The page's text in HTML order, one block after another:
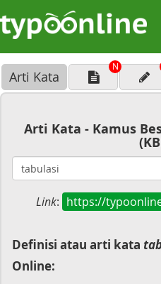
Arti Kata
N
Arti Kata - Kamus
Link: https://
Definisi atau arti kata
Online: